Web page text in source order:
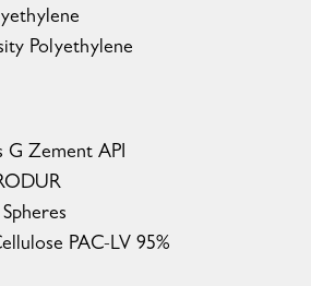
Polyethylene
G Zement API
PAC-LV 95%